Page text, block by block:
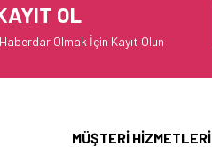
OL
Olmak İçin Kayıt Olun
MÜŞTERİ HİZMETLERİ